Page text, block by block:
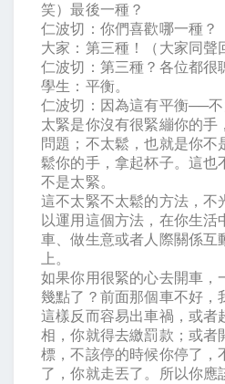
笑）最後一種？
仁波切：你們喜歡哪一種？
大家：第三種！（大家同聲
仁波切：第三種？各位都很
學生：平衡。
仁波切：因為這有平衡──
太緊是你沒有很緊繃你的手
問題；不太鬆，也就是你不
鬆你的手，拿起杯子。這也
不是太緊。
這不太緊不太鬆的方法，不
以運用這個方法，在你生活
車、做生意或者人際關係互
上。
如果你用很緊的心去開車，
幾點了？前面那個車不好，
這樣反而容易出車禍，或者
相，你就得去繳罰款；或者
標，不該停的時候你停了，
了，你就走丟了。所以你應